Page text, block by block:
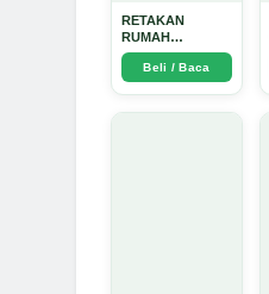
RETAKAN
RUMAH
TANGGA:
Sebuah
Perjalanan
Beli / Baca